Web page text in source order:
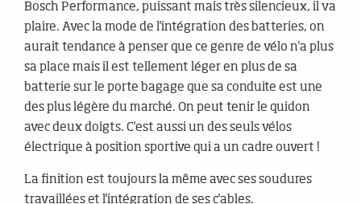
Bosch Performance, puissant mais très silencieux, il va
plaire. Avec la mode de l'intégration des batteries, on
aurait tendance à penser que ce genre de vélo n'a plus
sa place mais il est tellement léger en plus de sa
batterie sur le porte bagage que sa conduite est une
des plus légère du marché. On peut tenir le quidon
avec deux doigts. C'est aussi un des seuls vélos
électrique à position sportive qui a un cadre ouvert !
La finition est toujours la même avec ses soudures
travaillées et l'intégration de ses c'ables.